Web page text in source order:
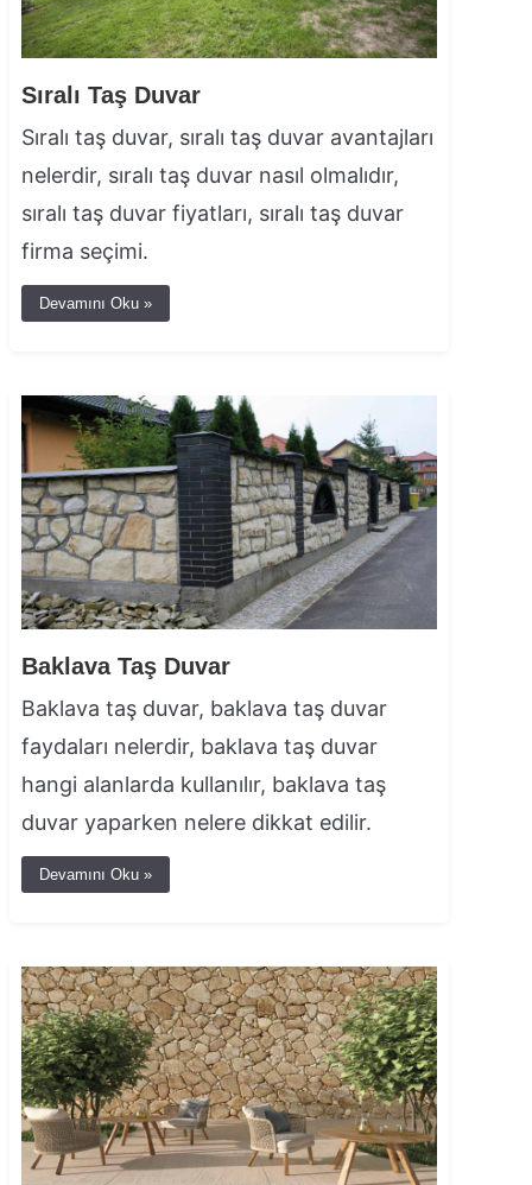
Sıralı Taş Duvar
Sıralı taş duvar, sıralı taş duvar avantajları
nelerdir, sıralı taş duvar nasıl olmalıdır,
sıralı taş duvar fiyatları, sıralı taş duvar
firma seçimi.
Devamını Oku »
Baklava Taş Duvar
Baklava taş duvar, baklava taş duvar
faydaları nelerdir, baklava taş duvar
hangi alanlarda kullanılır, baklava taş
duvar yaparken nelere dikkat edilir.
Devamını Oku »